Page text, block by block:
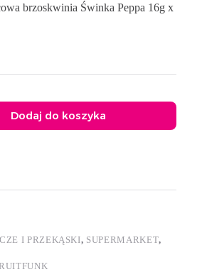
brzoskwinia Świnka Peppa 16g x
Dodaj do koszyka
I PRZEKĄSKI, SUPERMARKET,